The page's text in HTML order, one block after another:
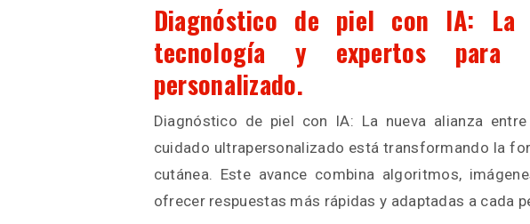
Diagnóstico de piel con IA: La
tecnología y expertos para
personalizado.
Diagnóstico de piel con IA: La nueva alianza
cuidado ultrapersonalizado está transformando la
cutánea. Este avance combina algoritmos,
ofrecer respuestas más rápidas y adaptadas a cada